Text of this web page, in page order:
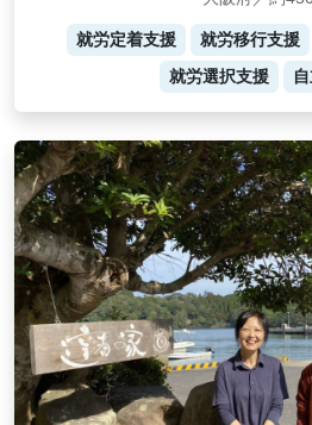
就労定着支援 就労移行支援
就労選択支援